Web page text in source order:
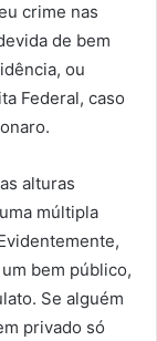
crime nas
de bem
ou
Federal, caso
alturas
múltipla
bem público,
Se alguém
privado só